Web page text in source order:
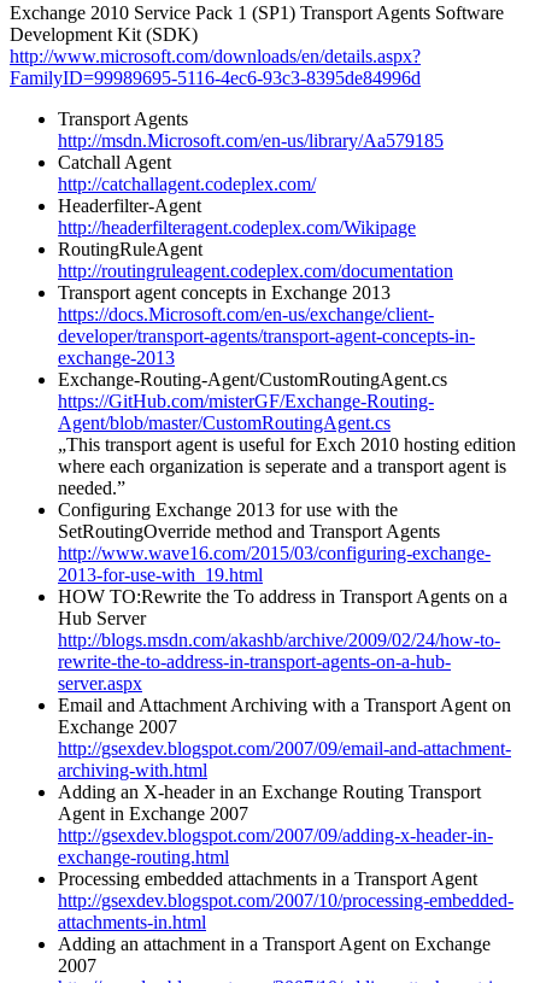
Exchange 2010 Service Pack 1 (SP1) Transport Agents Software
Development Kit (SDK)
http://www.microsoft.com/downloads/en/details.aspx?
FamilyID=99989695-5116-4ec6-93c3-8395de84996d
Transport Agents
http://msdn.Microsoft.com/en-us/library/Aa579185
Catchall Agent
http://catchallagent.codeplex.com/
Headerfilter-Agent
http://headerfilteragent.codeplex.com/Wikipage
RoutingRuleAgent
http://routingruleagent.codeplex.com/documentation
Transport agent concepts in Exchange 2013
https://docs.Microsoft.com/en-us/exchange/client-
developer/transport-agents/transport-agent-concepts-in-
exchange-2013
Exchange-Routing-Agent/CustomRoutingAgent.cs
https://GitHub.com/misterGF/Exchange-Routing-
Agent/blob/master/CustomRoutingAgent.cs
„This transport agent is useful for Exch 2010 hosting edition
where each organization is seperate and a transport agent is
needed.”
Configuring Exchange 2013 for use with the
SetRoutingOverride method and Transport Agents
http://www.wave16.com/2015/03/configuring-exchange-
2013-for-use-with_19.html
HOW TO:Rewrite the To address in Transport Agents on a
Hub Server
http://blogs.msdn.com/akashb/archive/2009/02/24/how-to-
rewrite-the-to-address-in-transport-agents-on-a-hub-
server.aspx
Email and Attachment Archiving with a Transport Agent on
Exchange 2007
http://gsexdev.blogspot.com/2007/09/email-and-attachment-
archiving-with.html
Adding an X-header in an Exchange Routing Transport
Agent in Exchange 2007
http://gsexdev.blogspot.com/2007/09/adding-x-header-in-
exchange-routing.html
Processing embedded attachments in a Transport Agent
http://gsexdev.blogspot.com/2007/10/processing-embedded-
attachments-in.html
Adding an attachment in a Transport Agent on Exchange
2007